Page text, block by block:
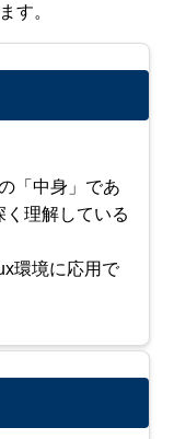
す。
「中身」であ
く理解している
環境に応用で